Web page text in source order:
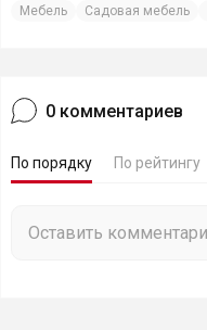
Мебель Садовая мебель
0 комментариев
По порядку По рейтингу